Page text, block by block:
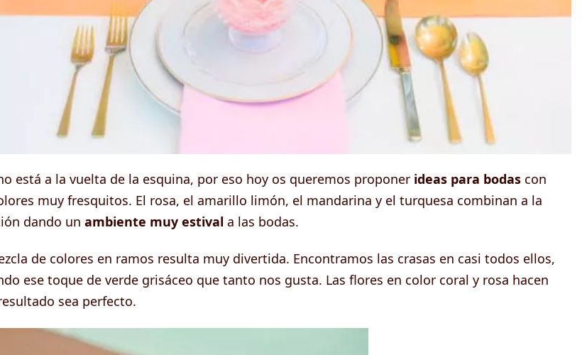
está a la vuelta de la esquina, por eso hoy os queremos proponer ideas para bodas con
muy fresquitos. El rosa, el amarillo limón, el mandarina y el turquesa combinan a la
dando un ambiente muy estival a las bodas.
de colores en ramos resulta muy divertida. Encontramos las crasas en casi todos ellos,
ese toque de verde grisáceo que tanto nos gusta. Las flores en color coral y rosa hacen
sea perfecto.